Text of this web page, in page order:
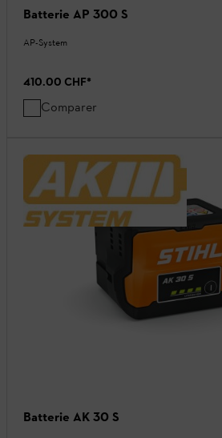
Batterie AP 300 S
AP-System
410.00 CHF*
Comparer
Batterie AK 30 S